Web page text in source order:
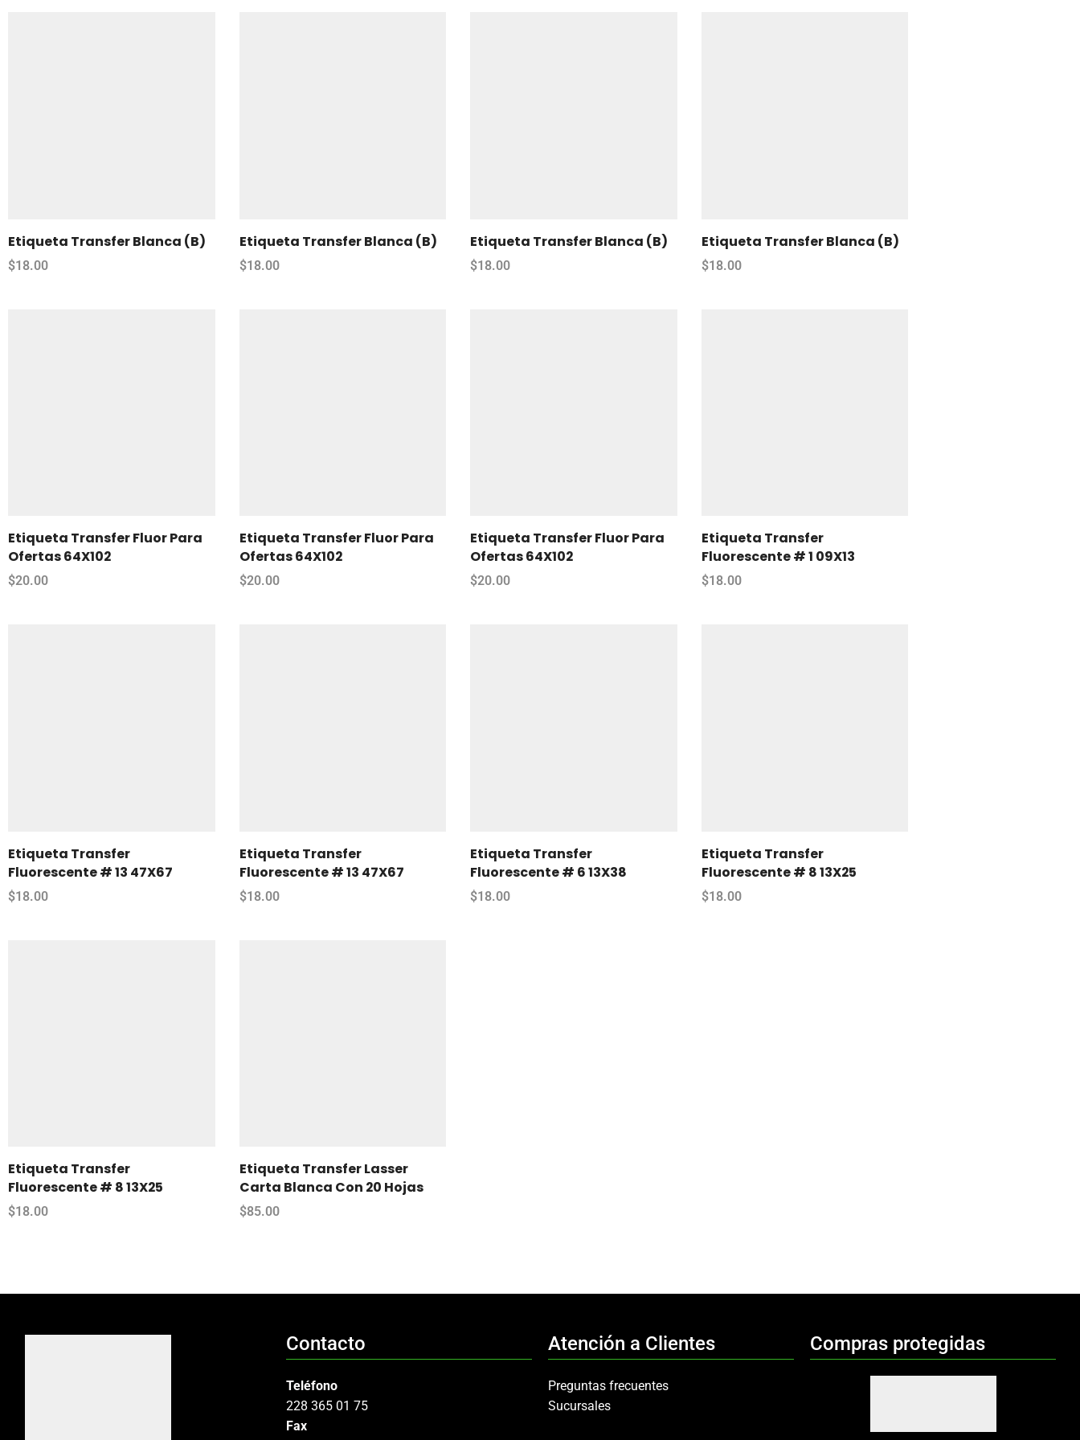
Etiqueta Transfer Blanca (B)
$18.00
Etiqueta Transfer Blanca (B)
$18.00
Etiqueta Transfer Blanca (B)
$18.00
Etiqueta Transfer Blanca (B)
$18.00
Etiqueta Transfer Fluor Para
Ofertas 64X102
$20.00
Etiqueta Transfer Fluor Para
Ofertas 64X102
$20.00
Etiqueta Transfer Fluor Para
Ofertas 64X102
$20.00
Etiqueta Transfer
Fluorescente # 1 09X13
$18.00
Etiqueta Transfer
Fluorescente # 13 47X67
$18.00
Etiqueta Transfer
Fluorescente # 13 47X67
$18.00
Etiqueta Transfer
Fluorescente # 6 13X38
$18.00
Etiqueta Transfer
Fluorescente # 8 13X25
$18.00
Etiqueta Transfer
Fluorescente # 8 13X25
$18.00
Etiqueta Transfer Lasser
Carta Blanca Con 20 Hojas
$85.00
Contacto
Teléfono
228 365 01 75
Fax
Atención a Clientes
Preguntas frecuentes
Sucursales
Compras protegidas